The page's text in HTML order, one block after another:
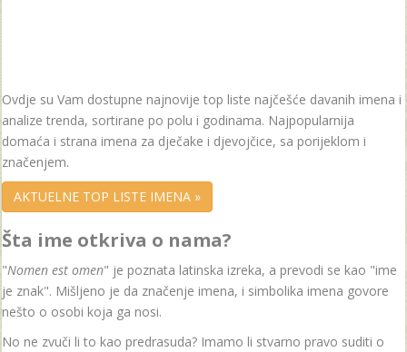
Ovdje su Vam dostupne najnovije top liste najčešće davanih imena i
analize trenda, sortirane po polu i godinama. Najpopularnija
domaća i strana imena za dječake i djevojčice, sa porijeklom i
značenjem.
AKTUELNE TOP LISTE IMENA »
Šta ime otkriva o nama?
"Nomen est omen" je poznata latinska izreka, a prevodi se kao "ime
je znak". Mišljeno je da značenje imena, i simbolika imena govore
nešto o osobi koja ga nosi.
No ne zvuči li to kao predrasuda? Imamo li stvarno pravo suditi o